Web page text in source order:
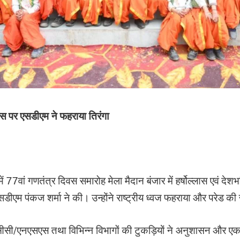
एसडीएम ने फहराया तिरंगा
गणतंत्र दिवस समारोह मेला मैदान बंजार में हर्षोल्लास एवं
पंकज शर्मा ने की। उन्होंने राष्ट्रीय ध्वज फहराया और परेड की
एनएसएस तथा विभिन्न विभागों की टुकड़ियों ने अनुशासन और